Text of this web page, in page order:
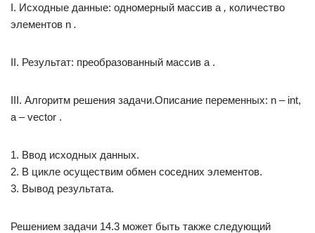
I. Исходные данные: одномерный массив а , количество
элементов n .
II. Результат: преобразованный массив a .
III. Алгоритм решения задачи.Описание переменных: n – int,
а – vector .
1. Ввод исходных данных.
2. В цикле осуществим обмен соседних элементов.
3. Вывод результата.
Решением задачи 14.3 может быть также следующий